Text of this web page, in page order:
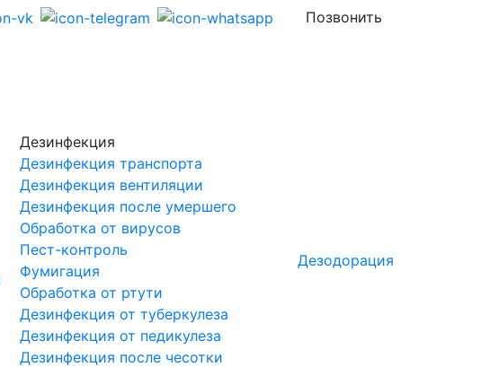
Позвонить
Дезинфекция
Дезинфекция транспорта
Дезинфекция вентиляции
Дезинфекция после умершего
Обработка от вирусов
Пест-контроль
Фумигация
Обработка от ртути
Дезинфекция от туберкулеза
Дезинфекция от педикулеза
Дезинфекция после чесотки
Дезодорация